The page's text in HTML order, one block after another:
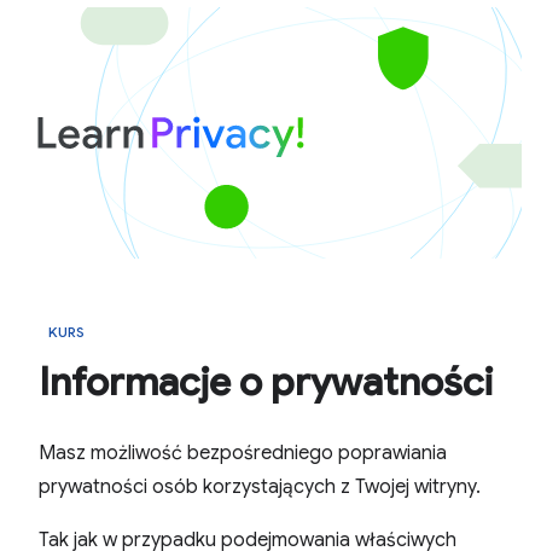
KURS
Informacje o prywatności
Masz możliwość bezpośredniego poprawiania
prywatności osób korzystających z Twojej witryny.
Tak jak w przypadku podejmowania właściwych